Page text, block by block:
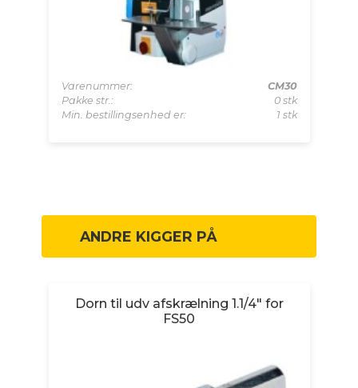
Varenummer:
CM30
Pakke str.:
0 stk
Min. bestillingsenhed er:
1 stk
ANDRE KIGGER PÅ
Dorn til udv afskrælning 1.1/4" for
FS50